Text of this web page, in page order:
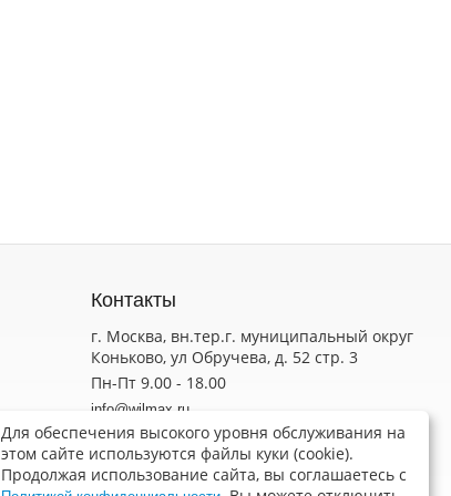
Контакты
г. Москва, вн.тер.г. муниципальный округ
Коньково, ул Обручева, д. 52 стр. 3
Пн-Пт 9.00 - 18.00
info@wilmax.ru
Обратная связь
Вакансии
Контакты с продавцом
Для обеспечения высокого уровня обслуживания на
этом сайте используются файлы куки (cookie).
Продолжая использование сайта, вы соглашаетесь с